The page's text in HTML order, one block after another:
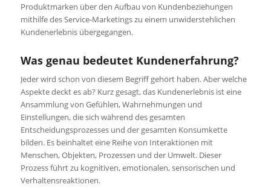
Produktmarken über den Aufbau von Kundenbeziehungen
mithilfe des Service-Marketings zu einem unwiderstehlichen
Kundenerlebnis übergegangen.
Was genau bedeutet Kundenerfahrung?
Jeder wird schon von diesem Begriff gehört haben. Aber welche
Aspekte deckt es ab? Kurz gesagt, das Kundenerlebnis ist eine
Ansammlung von Gefühlen, Wahrnehmungen und
Einstellungen, die sich während des gesamten
Entscheidungsprozesses und der gesamten Konsumkette
bilden. Es beinhaltet eine Reihe von Interaktionen mit
Menschen, Objekten, Prozessen und der Umwelt. Dieser
Prozess führt zu kognitiven, emotionalen, sensorischen und
Verhaltensreaktionen.